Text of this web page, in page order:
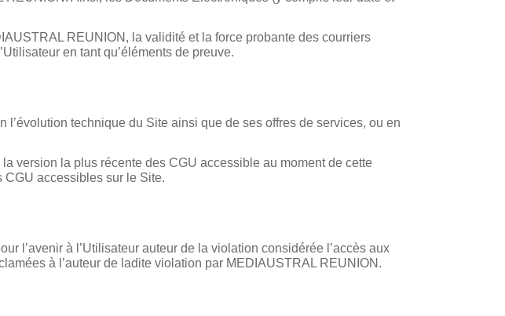
REUNION, la validité et la force probante des courriers
en tant qu’éléments de preuve.
technique du Site ainsi que de ses offres de services, ou en
version la plus récente des CGU accessible au moment de cette
CGU accessibles sur le Site.
l’avenir à l’Utilisateur auteur de la violation considérée l’accès aux
à l’auteur de ladite violation par MEDIAUSTRAL REUNION.